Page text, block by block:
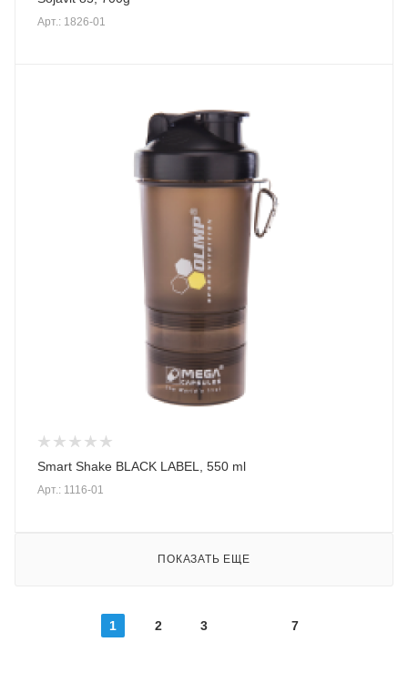
Арт.: 1826-01
Smart Shake BLACK LABEL, 550 ml
Арт.: 1116-01
ПОКАЗАТЬ ЕЩЕ
1 2 3 7